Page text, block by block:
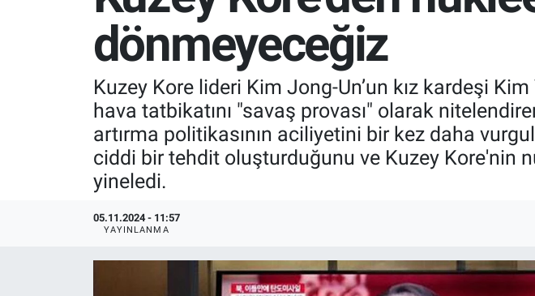
dönmeyeceğiz
Kuzey Kore lideri Kim Jong-Un’un kız kardeşi
hava tatbikatını "savaş provası" olarak
artırma politikasının aciliyetini bir kez daha
ciddi bir tehdit oluşturduğunu ve Kuzey Kore'nin
yineledi.
05.11.2024 - 11:57
YAYINLANMA